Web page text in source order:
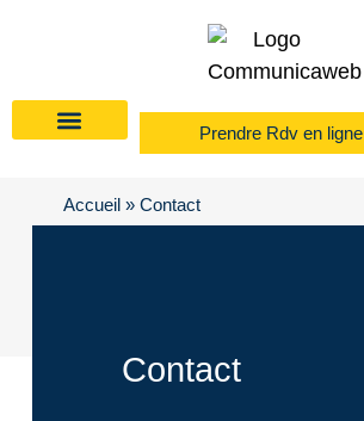
Prendre Rdv en ligne
Accueil» Contact
Contact